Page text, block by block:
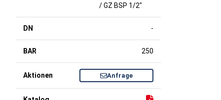
/ GZ BSP 1/2"
-
250
Anfrage